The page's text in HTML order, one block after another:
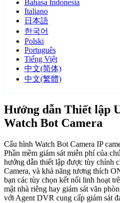
Bahasa Indonesia
Italiano
日本語
한국어
Polski
Português
Tiếng Việt
中文(简体)
中文(繁體)
Hướng dẫn Thiết lập
Watch Bot Camera
Cấu hình Watch Bot Camera IP
Phần mềm giám sát miễn phí của
hướng dẫn thiết lập được tùy chỉnh
Camera, và khả năng tương thích
bạn các tùy chọn kết nối linh hoạt
mật nhà riêng hay giám sát văn
với Agent DVR cung cấp giám sát